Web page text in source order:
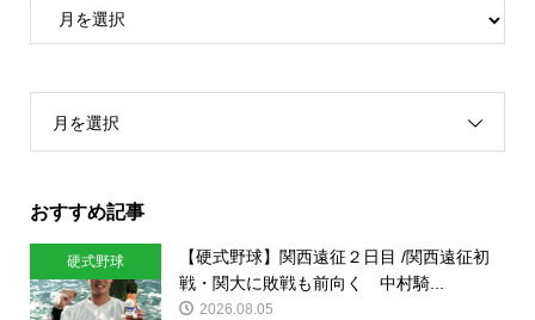
月を選択
おすすめ記事
硬式野球
【硬式野球】関西遠征２日目 /関西遠征初
戦・関大に敗戦も前向く 中村騎...
2026.08.05